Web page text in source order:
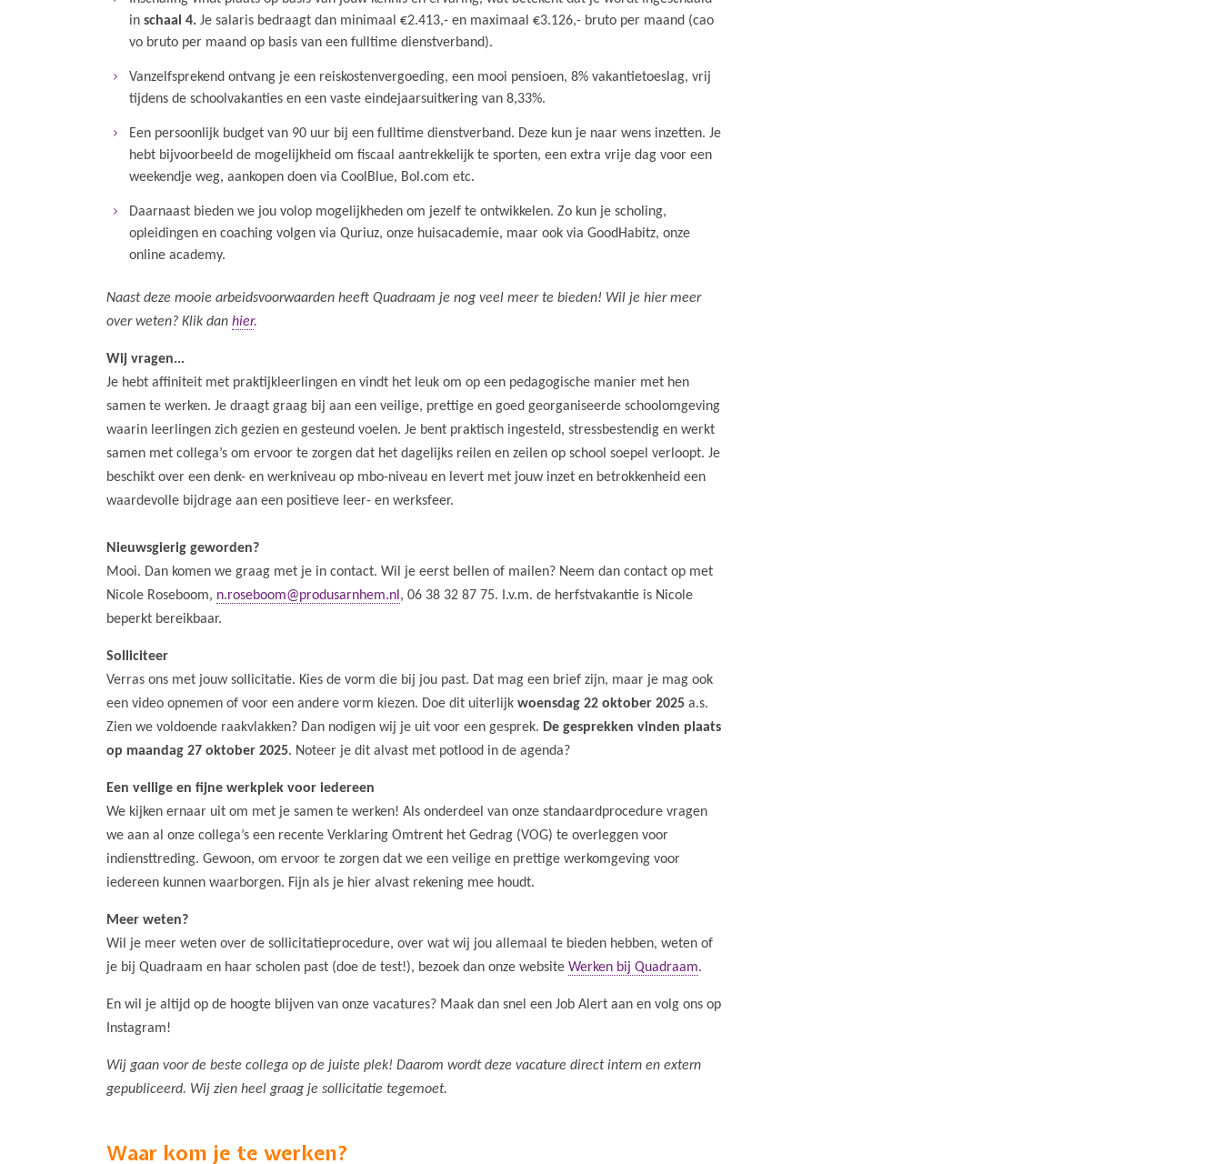
in schaal 4. Je salaris bedraagt dan minimaal €2.413,- en maximaal €3.126,- bruto per maand (cao
vo bruto per maand op basis van een fulltime dienstverband).
Vanzelfsprekend ontvang je een reiskostenvergoeding, een mooi pensioen, 8% vakantietoeslag, vrij
tijdens de schoolvakanties en een vaste eindejaarsuitkering van 8,33%.
Een persoonlijk budget van 90 uur bij een fulltime dienstverband. Deze kun je naar wens inzetten. Je
hebt bijvoorbeeld de mogelijkheid om fiscaal aantrekkelijk te sporten, een extra vrije dag voor een
weekendje weg, aankopen doen via CoolBlue, Bol.com etc.
Daarnaast bieden we jou volop mogelijkheden om jezelf te ontwikkelen. Zo kun je scholing,
opleidingen en coaching volgen via Quriuz, onze huisacademie, maar ook via GoodHabitz, onze
online academy.
Naast deze mooie arbeidsvoorwaarden heeft Quadraam je nog veel meer te bieden! Wil je hier meer
over weten? Klik dan hier.
Wij vragen...
Je hebt affiniteit met praktijkleerlingen en vindt het leuk om op een pedagogische manier met hen
samen te werken. Je draagt graag bij aan een veilige, prettige en goed georganiseerde schoolomgeving
waarin leerlingen zich gezien en gesteund voelen. Je bent praktisch ingesteld, stressbestendig en werkt
samen met collega’s om ervoor te zorgen dat het dagelijks reilen en zeilen op school soepel verloopt. Je
beschikt over een denk- en werkniveau op mbo-niveau en levert met jouw inzet en betrokkenheid een
waardevolle bijdrage aan een positieve leer- en werksfeer.
Nieuwsgierig geworden?
Mooi. Dan komen we graag met je in contact. Wil je eerst bellen of mailen? Neem dan contact op met
Nicole Roseboom, n.roseboom@produsarnhem.nl , 06 38 32 87 75. I.v.m. de herfstvakantie is Nicole
beperkt bereikbaar.
Solliciteer
Verras ons met jouw sollicitatie. Kies de vorm die bij jou past. Dat mag een brief zijn, maar je mag ook
een video opnemen of voor een andere vorm kiezen. Doe dit uiterlijk woensdag 22 oktober 2025 a.s.
Zien we voldoende raakvlakken? Dan nodigen wij je uit voor een gesprek. De gesprekken vinden plaats
op maandag 27 oktober 2025. Noteer je dit alvast met potlood in de agenda?
Een veilige en fijne werkplek voor iedereen
We kijken ernaar uit om met je samen te werken! Als onderdeel van onze standaardprocedure vragen
we aan al onze collega’s een recente Verklaring Omtrent het Gedrag (VOG) te overleggen voor
indiensttreding. Gewoon, om ervoor te zorgen dat we een veilige en prettige werkomgeving voor
iedereen kunnen waarborgen. Fijn als je hier alvast rekening mee houdt.
Meer weten?
Wil je meer weten over de sollicitatieprocedure, over wat wij jou allemaal te bieden hebben, weten of
je bij Quadraam en haar scholen past (doe de test!), bezoek dan onze website Werken bij Quadraam.
En wil je altijd op de hoogte blijven van onze vacatures? Maak dan snel een Job Alert aan en volg ons op
Instagram!
Wij gaan voor de beste collega op de juiste plek! Daarom wordt deze vacature direct intern en extern
gepubliceerd. Wij zien heel graag je sollicitatie tegemoet.
Waar kom je te werken?